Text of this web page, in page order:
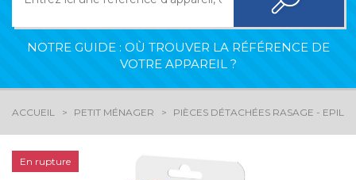
NOTRE GUIDE : OÙ TROUVER LA RÉFÉRENCE DE
VOTRE APPAREIL ?
ACCUEIL PETIT MÉNAGER PIÈCES DÉTACHÉES RASAGE -
En rupture